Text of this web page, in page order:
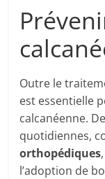
Outre le
est essentielle
calcanéenne.
quotidiennes,
orthopédiques
l’adoption de